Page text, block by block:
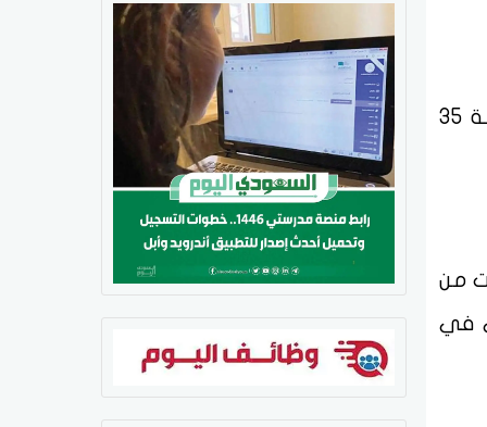
وفي مباراة ثانية، فاز الشباب على الزلفي بهدف نظيف، سجله يانيك كاراسكو في الدقيقة 35
من
في